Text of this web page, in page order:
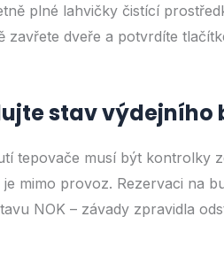
plné lahvičky čistící
zavřete dveře a potvrdíte
stav výdejního
tepovače musí být kontrolky
mimo provoz. Rezervaci na
NOK – závady zpravidla